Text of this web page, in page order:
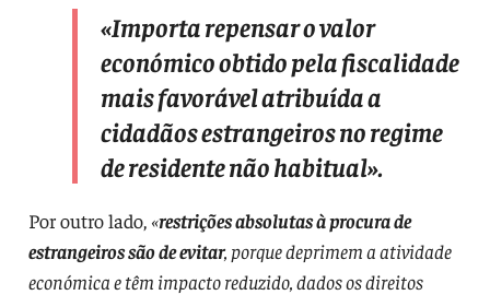
«Importa repensar o valor
económico obtido pela fiscalidade
mais favorável atribuída a
cidadãos estrangeiros no regime
de residente não habitual».
Por outro lado, «restrições absolutas à procura de
estrangeiros são de evitar, porque deprimem a atividade
económica e têm impacto reduzido, dados os direitos